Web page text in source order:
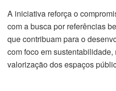
A iniciativa reforça o
com a busca por referências
que contribuam para o
com foco em
valorização dos espaços